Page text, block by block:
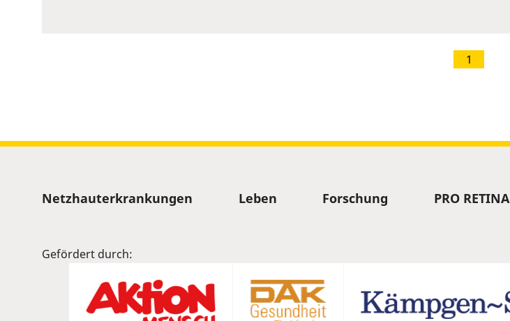
1
Sitemap
Netzhauterkrankungen Leben Forschung PRO RETINA
Gefördert durch: